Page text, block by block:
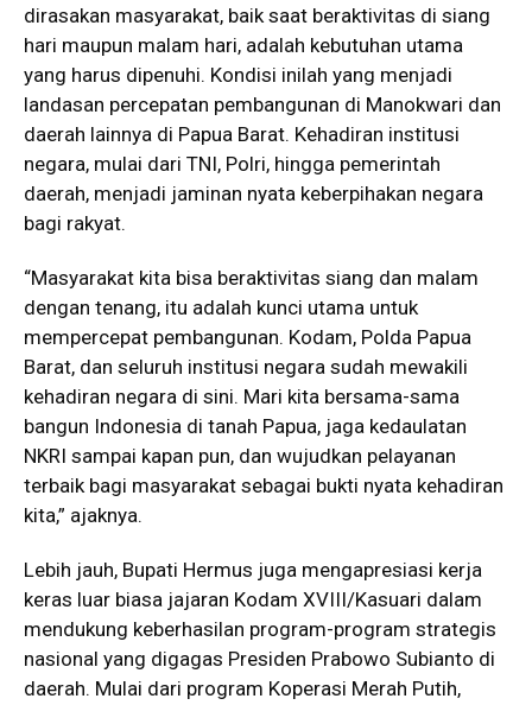
dirasakan masyarakat, baik saat beraktivitas di siang
hari maupun malam hari, adalah kebutuhan utama
yang harus dipenuhi. Kondisi inilah yang menjadi
landasan percepatan pembangunan di Manokwari dan
daerah lainnya di Papua Barat. Kehadiran institusi
negara, mulai dari TNI, Polri, hingga pemerintah
daerah, menjadi jaminan nyata keberpihakan negara
bagi rakyat.
“Masyarakat kita bisa beraktivitas siang dan malam
dengan tenang, itu adalah kunci utama untuk
mempercepat pembangunan. Kodam, Polda Papua
Barat, dan seluruh institusi negara sudah mewakili
kehadiran negara di sini. Mari kita bersama-sama
bangun Indonesia di tanah Papua, jaga kedaulatan
NKRI sampai kapan pun, dan wujudkan pelayanan
terbaik bagi masyarakat sebagai bukti nyata kehadiran
kita,” ajaknya.
Lebih jauh, Bupati Hermus juga mengapresiasi kerja
keras luar biasa jajaran Kodam XVIII/Kasuari dalam
mendukung keberhasilan program-program strategis
nasional yang digagas Presiden Prabowo Subianto di
daerah. Mulai dari program Koperasi Merah Putih,